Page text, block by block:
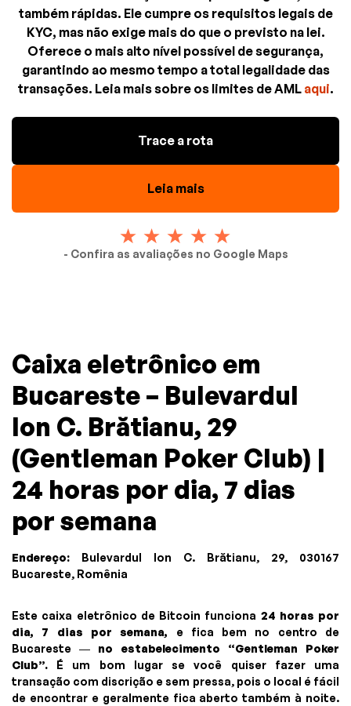
também rápidas. Ele cumpre os requisitos legais de
KYC, mas não exige mais do que o previsto na lei.
Oferece o mais alto nível possível de segurança,
garantindo ao mesmo tempo a total legalidade das
transações. Leia mais sobre os limites de AML aqui.
Trace a rota
Leia mais
- Confira as avaliações no Google Maps
Caixa eletrônico em
Bucareste – Bulevardul
Ion C. Brătianu, 29
(Gentleman Poker Club) |
24 horas por dia, 7 dias
por semana
Endereço: Bulevardul Ion C. Brătianu, 29, 030167
Bucareste, Romênia
Este caixa eletrônico de Bitcoin funciona 24 horas por
dia, 7 dias por semana, e fica bem no centro de
Bucareste — no estabelecimento “Gentleman Poker
Club”. É um bom lugar se você quiser fazer uma
transação com discrição e sem pressa, pois o local é fácil
de encontrar e geralmente fica aberto também à noite.